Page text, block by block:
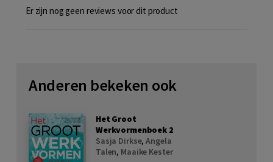
Er zijn nog geen reviews voor dit product
Anderen bekeken ook
Het Groot
Werkvormenboek 2
Sasja Dirkse,Angela
Talen, Maaike Kester